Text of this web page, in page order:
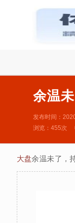

余温
发布时间：
浏览：455次
大盘余温未了，